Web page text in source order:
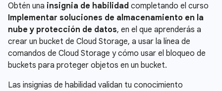
Obtén una insignia de habilidad completando el curso
Implementar soluciones de almacenamiento en la
nube y protección de datos, en el que aprenderás a
crear un bucket de Cloud Storage, a usar la línea de
comandos de Cloud Storage y cómo usar el bloqueo de
buckets para proteger objetos en un bucket.
Las insignias de habilidad validan tu conocimiento